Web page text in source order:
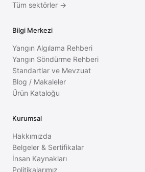
Tüm sektörler →
Bilgi Merkezi
Yangın Algılama Rehberi
Yangın Söndürme Rehberi
Standartlar ve Mevzuat
Blog / Makaleler
Ürün Kataloğu
Kurumsal
Hakkımızda
Belgeler & Sertifikalar
İnsan Kaynakları
Politikalarımız